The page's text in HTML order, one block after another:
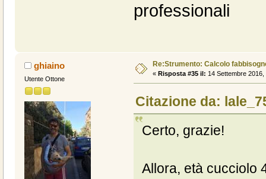
professionali
ghiaino
Utente Ottone
Re:Strumento: Calcolo
« Risposta #35 il: 14 Settembre 2016,
Citazione da:
Certo, grazie!
Allora, età cucciolo